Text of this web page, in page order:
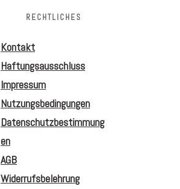
RECHTLICHES
Kontakt
Haftungsausschluss
Impressum
Nutzungsbedingungen
Datenschutzbestimmung
en
AGB
Widerrufsbelehrung